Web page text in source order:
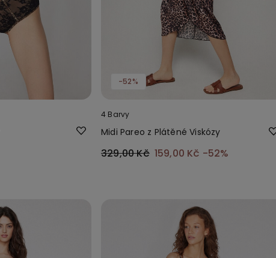
-52%
4 Barvy
Midi Pareo z Plátěné Viskózy
329,00 Kč 159,00 Kč -52%